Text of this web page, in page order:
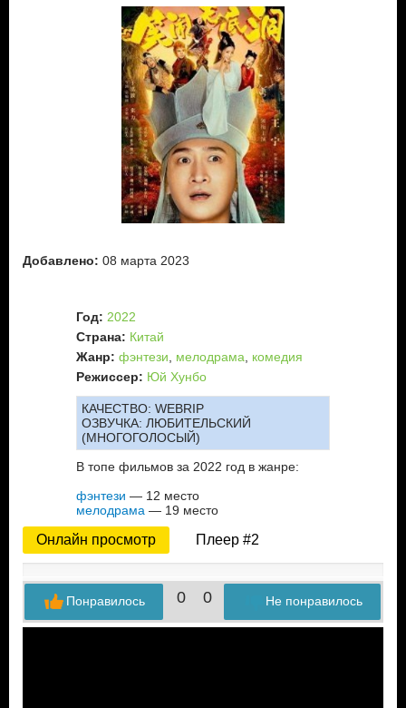
Добавлено: 08 марта 2023
Год: 2022
Страна: Китай
Жанр: фэнтези, мелодрама, комедия
Режиссер: Юй Хунбо
КАЧЕСТВО: WEBRIP
ОЗВУЧКА: ЛЮБИТЕЛЬСКИЙ
(МНОГОГОЛОСЫЙ)
В топе фильмов за 2022 год в жанре:
фэнтези — 12 место
мелодрама — 19 место
Онлайн просмотр Плеер #2
0 0 Не понравилось
Понравилось